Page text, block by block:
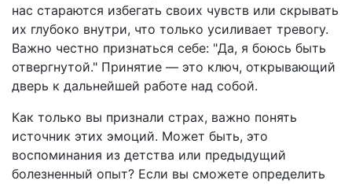
нас стараются избегать своих чувств или скрывать
их глубоко внутри, что только усиливает тревогу.
Важно честно признаться себе: "Да, я боюсь быть
отвергнутой." Принятие — это ключ, открывающий
дверь к дальнейшей работе над собой.
Как только вы признали страх, важно понять
источник этих эмоций. Может быть, это
воспоминания из детства или предыдущий
болезненный опыт? Если вы сможете определить